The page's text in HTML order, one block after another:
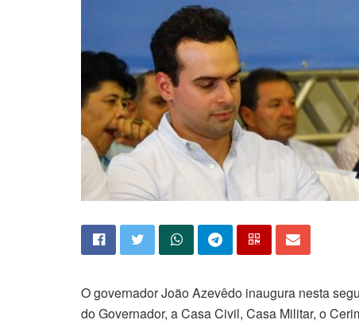
O governador João Azevêdo inaugura nesta
do Governador, a Casa Civil, Casa Militar, o